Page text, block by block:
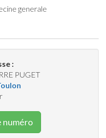
generale
:
PUGET
numéro